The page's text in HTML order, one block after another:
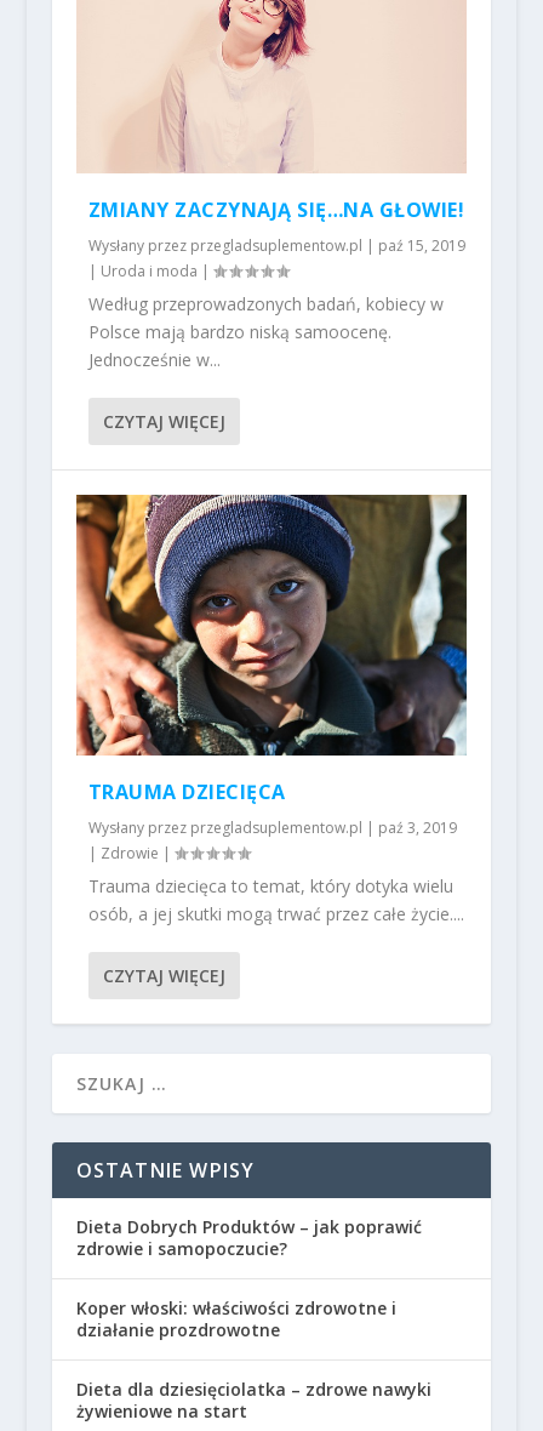
ZMIANY ZACZYNAJĄ SIĘ…NA GŁOWIE!
Wysłany przez przegladsuplementow.pl | paź 15, 2019
| Uroda i moda |
Według przeprowadzonych badań, kobiecy w
Polsce mają bardzo niską samoocenę.
Jednocześnie w...
CZYTAJ WIĘCEJ
TRAUMA DZIECIĘCA
Wysłany przez przegladsuplementow.pl | paź 3, 2019
| Zdrowie |
Trauma dziecięca to temat, który dotyka wielu
osób, a jej skutki mogą trwać przez całe życie....
CZYTAJ WIĘCEJ
OSTATNIE WPISY
Dieta Dobrych Produktów – jak poprawić
zdrowie i samopoczucie?
Koper włoski: właściwości zdrowotne i
działanie prozdrowotne
Dieta dla dziesięciolatka – zdrowe nawyki
żywieniowe na start